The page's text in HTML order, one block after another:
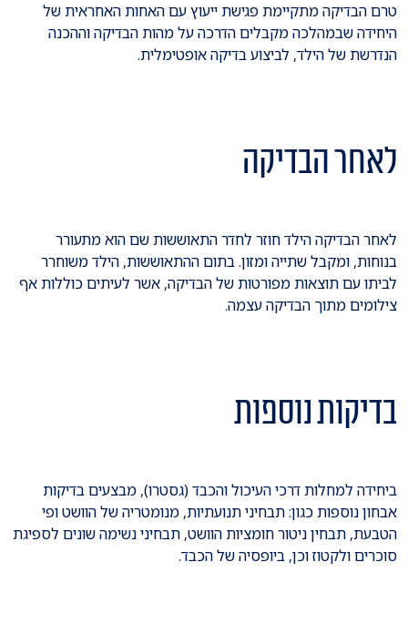
טרם הבדיקה מתקיימת פגישת ייעוץ עם האחות האחראית של
היחידה שבמהלכה מקבלים הדרכה על מהות הבדיקה וההכנה
הנדרשת של הילד, לביצוע בדיקה אופטימלית.
לאחר הבדיקה
לאחר הבדיקה הילד חוזר לחדר התאוששות שם הוא מתעורר
בנוחות, ומקבל שתייה ומזון. בתום ההתאוששות, הילד משוחרר
לביתו עם תוצאות מפורטות של הבדיקה, אשר לעיתים כוללות אף
צילומים מתוך הבדיקה עצמה.
בדיקות נוספות
ביחידה למחלות דרכי העיכול והכבד (גסטרו), מבצעים בדיקות
אבחון נוספות כגון: תבחיני תנועתיות, מנומטריה של הוושט ופי
הטבעת, תבחין ניטור חומציות הוושט, תבחיני נשימה שונים לספיגת
סוכרים ולקטוז וכן, ביופסיה של הכבד.